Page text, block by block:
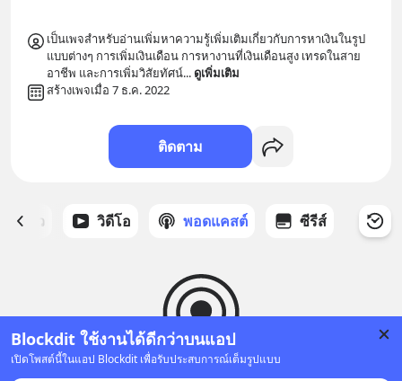
Blockdit ใช้งานได้ดีกว่าบนแอป
เปิดโพสต์นี้ในแอป Blockdit เพื่อรับประสบการณ์เต็มรูปแบบ
เป็นเพจสำหรับอ่านเพิ่มหาความรู้เพิ่มเติมเกี่ยวกับการหาเงินในรูป
แบบต่างๆ การเพิ่มเงินเดือน การหางานที่เงินเดือนสูง เทรดในสาย
อาชีพ และการเพิ่มวิสัยทัศน์... ดูเพิ่มเติม
สร้างเพจเมื่อ 7 ธ.ค. 2022
ติดตาม
ด้ดาว วิดีโอ พอดแคสต์ ซีรีส์